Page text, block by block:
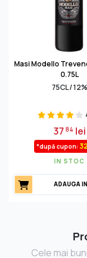
Masi Modello
0.75L
75CL / 12%
3784 lei
*după cupon:
IN STOC
ADAUGA
Cele mai